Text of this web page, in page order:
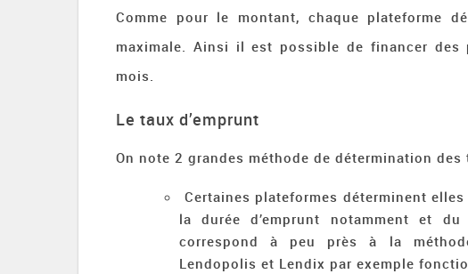
Comme pour le montant, chaque plateforme
maximale. Ainsi il est possible de financer
mois.
Le taux d’emprunt
On note 2 grandes méthode de détermination des
Certaines plateformes déterminent
la durée d’emprunt notamment et
correspond à peu près à la
Lendopolis et Lendix par exemple